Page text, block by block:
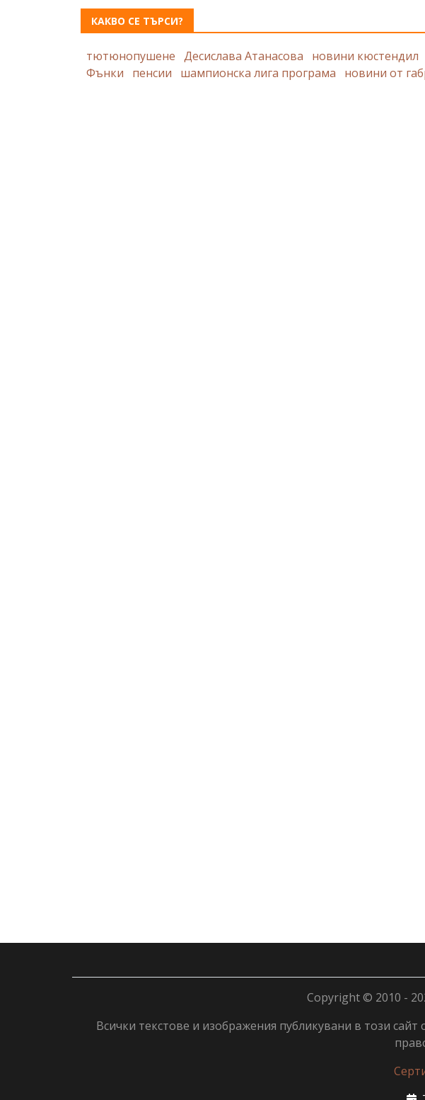
КАКВО СЕ ТЪРСИ?
тютюнопушене Десислава Атанасова новини кюстендил
Фънки
пенсии шампионска лига програма новини от
Copyright © 2010 -
Всички текстове и изображения публикувани в този